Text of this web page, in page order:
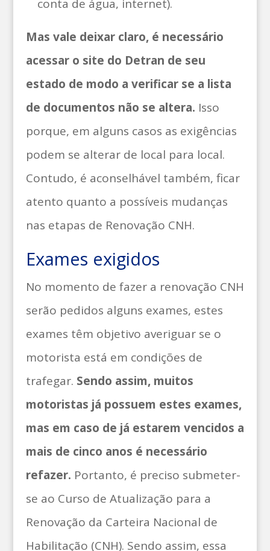
conta de água, internet).
Mas vale deixar claro, é necessário
acessar o site do Detran de seu
estado de modo a verificar se a lista
de documentos não se altera. Isso
porque, em alguns casos as exigências
podem se alterar de local para local.
Contudo, é aconselhável também, ficar
atento quanto a possíveis mudanças
nas etapas de Renovação CNH.
Exames exigidos
No momento de fazer a renovação CNH
serão pedidos alguns exames, estes
exames têm objetivo averiguar se o
motorista está em condições de
trafegar. Sendo assim, muitos
motoristas já possuem estes exames,
mas em caso de já estarem vencidos a
mais de cinco anos é necessário
refazer. Portanto, é preciso submeter-
se ao Curso de Atualização para a
Renovação da Carteira Nacional de
Habilitação (CNH). Sendo assim, essa